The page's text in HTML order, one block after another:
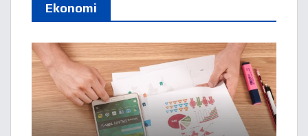
Ekonomi